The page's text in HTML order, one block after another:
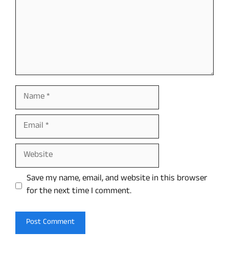
Name
Email
Website
Save my name, email, and website in this browser
for the next time I comment.